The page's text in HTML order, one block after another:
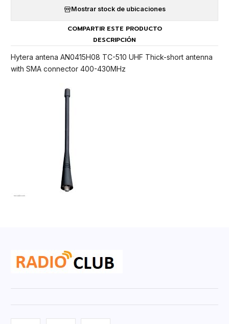
Mostrar stock de ubicaciones
COMPARTIR ESTE PRODUCTO
DESCRIPCIÓN
Hytera antena AN0415H08 TC-510 UHF Thick-short antenna
with SMA connector 400-430MHz